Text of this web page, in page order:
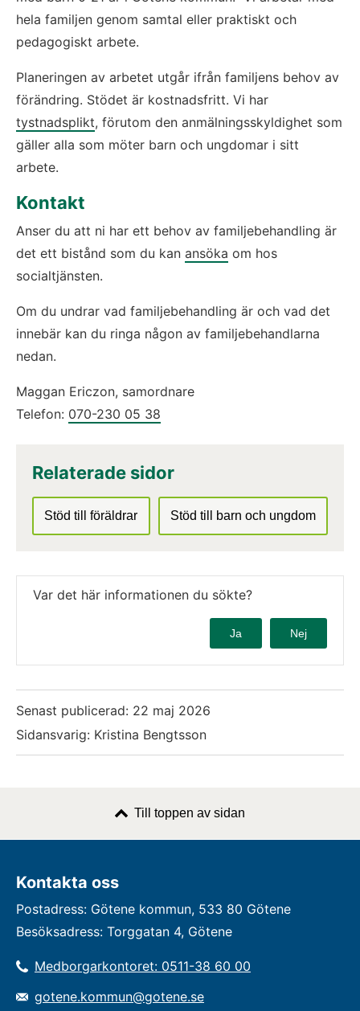
hela familjen genom samtal eller praktiskt och
pedagogiskt arbete.
Planeringen av arbetet utgår ifrån familjens behov av
tystnadsplikt, förutom den anmälningsskyldighet som
gäller alla som möter barn och ungdomar i sitt
arbete.
Kontakt
Anser du att ni har ett behov av familjebehandling är
det ett bistånd som du kan ansöka om hos
socialtjänsten.
Om du undrar vad familjebehandling är och vad det
innebär kan du ringa någon av familjebehandlarna
nedan.
Maggan Ericzon, samordnare
Telefon: 070-230 05 38
Relaterade sidor
Stöd till föräldrar Stöd till barn och ungdom
Var det här informationen du sökte?
Ja Nej
Senast publicerad: 22 maj 2026
Sidansvarig: Kristina Bengtsson
Till toppen av sidan
Kontakta oss
Postadress: Götene kommun, 533 80 Götene
Besöksadress: Torggatan 4, Götene
Medborgarkontoret: 0511-38 60 00
gotene.kommun@gotene.se